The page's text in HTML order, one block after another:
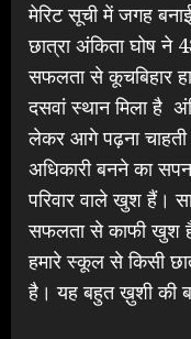
मेरिट सूची में जगह
छात्रा अंकिता घोष ने
सफलता से कूचबिहार
दसवां स्थान मिला है
लेकर आगे पढ़ना चाहती
अधिकारी बनने का
परिवार वाले खुश हैं।
सफलता से काफी खुश
हमारे स्कूल से किसी
है। यह बहुत ख़ुशी की